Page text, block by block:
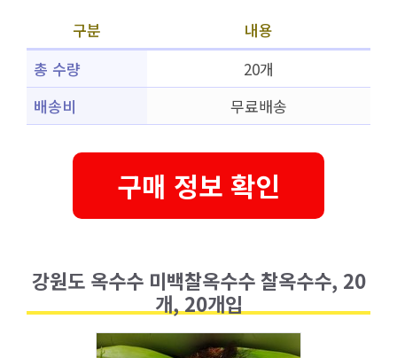
구분
내용
총 수량
20개
배송비
무료배송
구매 정보 확인
강원도 옥수수 미백찰옥수수 찰옥수수, 20
개, 20개입